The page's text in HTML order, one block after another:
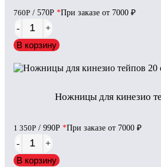
760Р / 570Р *При заказе от 7000 ₽
-
+
В корзину
Ножницы для кинезио
1 350Р / 990Р *При заказе от 7000 ₽
-
+
В корзину